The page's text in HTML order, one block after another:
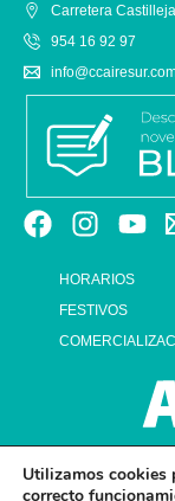
Carretera
954 16 92 97
HORARIOS
FESTIVOS
Utilizamos cookies
correcto